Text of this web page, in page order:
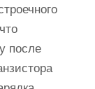
после